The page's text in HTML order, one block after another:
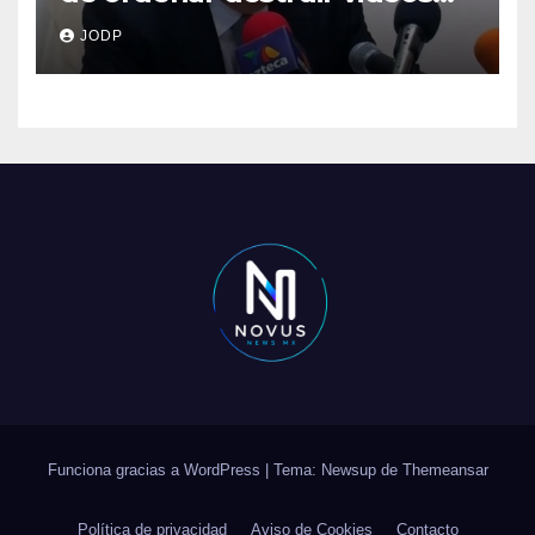
clave del caso Ayotzinapa
JODP
Funciona gracias a WordPress Tema: Newsup de Themeansar
Política de privacidad Aviso de Cookies Contacto